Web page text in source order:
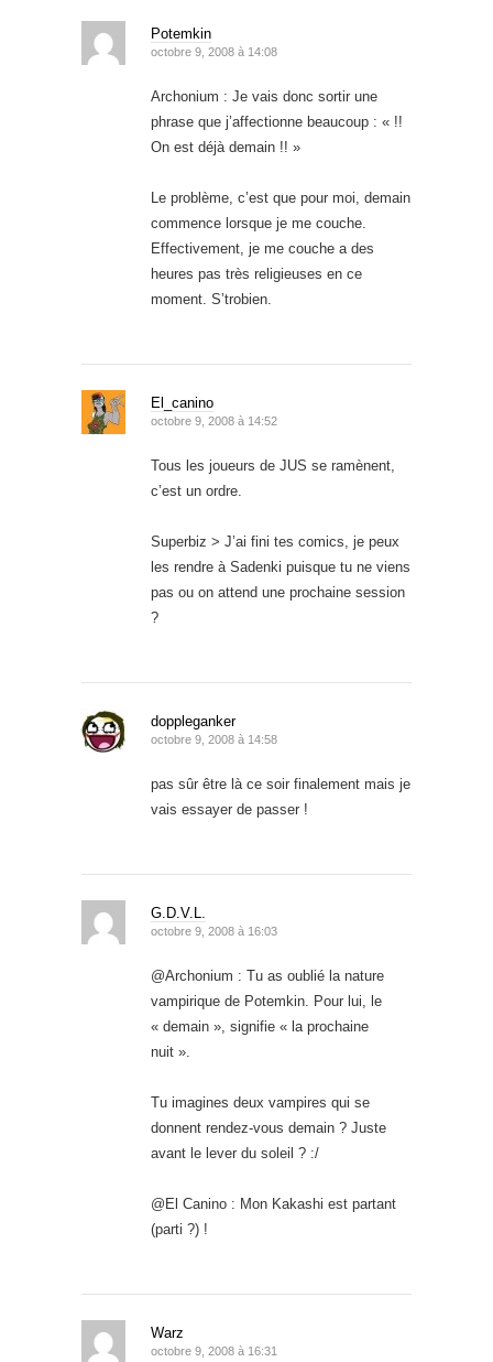
Potemkin
octobre 9, 2008 à 14:08
Archonium : Je vais donc sortir une
phrase que j’affectionne beaucoup : « !!
On est déjà demain !! »
Le problème, c’est que pour moi, demain
commence lorsque je me couche.
Effectivement, je me couche a des
heures pas très religieuses en ce
moment. S’trobien.
El_canino
octobre 9, 2008 à 14:52
Tous les joueurs de JUS se ramènent,
c’est un ordre.
Superbiz > J’ai fini tes comics, je peux
les rendre à Sadenki puisque tu ne viens
pas ou on attend une prochaine session
?
doppleganker
octobre 9, 2008 à 14:58
pas sûr être là ce soir finalement mais je
vais essayer de passer !
G.D.V.L.
octobre 9, 2008 à 16:03
@Archonium : Tu as oublié la nature
vampirique de Potemkin. Pour lui, le
« demain », signifie « la prochaine
nuit ».
Tu imagines deux vampires qui se
donnent rendez-vous demain ? Juste
avant le lever du soleil ? :/
@El Canino : Mon Kakashi est partant
(parti ?) !
Warz
octobre 9, 2008 à 16:31